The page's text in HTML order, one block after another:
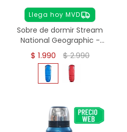
Llega hoy MVD
Sobre de dormir Stream
National Geographic -
Azul
$ 1.990 $2.990